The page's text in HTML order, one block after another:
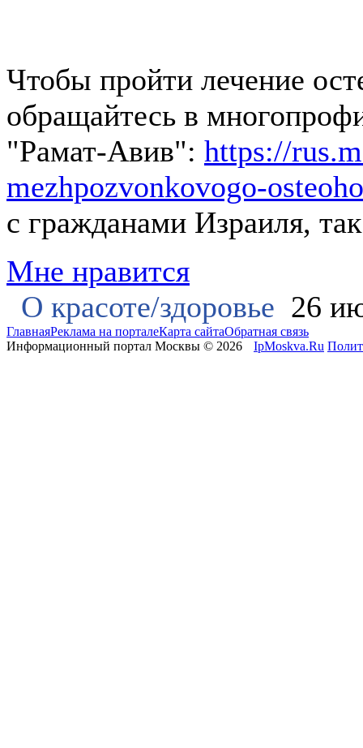
Чтобы пройти лечение
обращайтесь в
"Рамат-Авив": https://
mezhpozvonkovogo-
с гражданами Израиля,
Мне нравится
О красоте/здоровье 26
ГлавнаяРеклама на порталеКарта сайтаОбратная связь
Информационный портал Москвы © 2026
IpMoskva.Ru